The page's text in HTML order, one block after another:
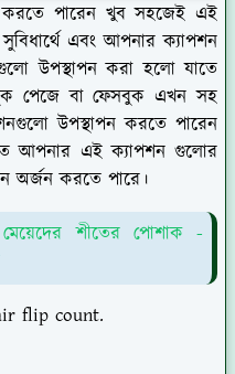
করতে পারেন খুব সহজেই এই
এবং আপনার ক্যাপশন
উপস্থাপন করা হলো যাতে
পেজে বা ফেসবুক এখন সহ
উপস্থাপন করতে পারেন
আপনার এই ক্যাপশন গুলোর
অর্জন করতে পারে।
শীতের পোশাক -
flip count.